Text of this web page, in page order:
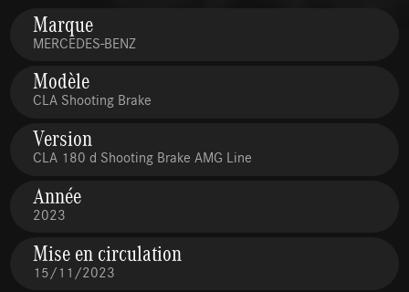
Marque
MERCEDES-BENZ
Modèle
CLA Shooting Brake
Version
CLA 180 d Shooting Brake AMG Line
Année
2023
Mise en circulation
15/11/2023